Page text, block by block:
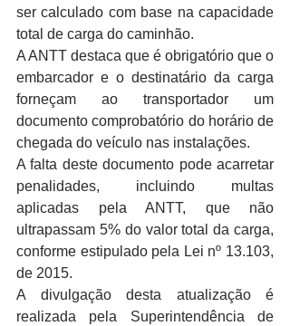
ser calculado com base na capacidade
total de carga do caminhão.
A ANTT destaca que é obrigatório que o
embarcador e o destinatário da carga
forneçam ao transportador um
documento comprobatório do horário de
chegada do veículo nas instalações.
A falta deste documento pode acarretar
penalidades, incluindo multas
aplicadas pela ANTT, que não
ultrapassam 5% do valor total da carga,
conforme estipulado pela Lei nº 13.103,
de 2015.
A divulgação desta atualização é
realizada pela Superintendência de